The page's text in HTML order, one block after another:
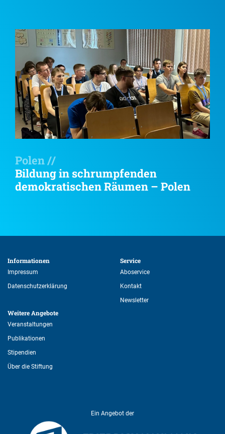
Polen //
Bildung in schrumpfenden
demokratischen Räumen – Polen
Informationen
Impressum
Datenschutzerklärung
Weitere Angebote
Veranstaltungen
Publikationen
Stipendien
Über die Stiftung
Service
Aboservice
Kontakt
Newsletter
Ein Angebot der